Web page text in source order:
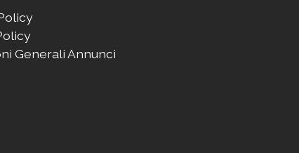
Generali Annunci